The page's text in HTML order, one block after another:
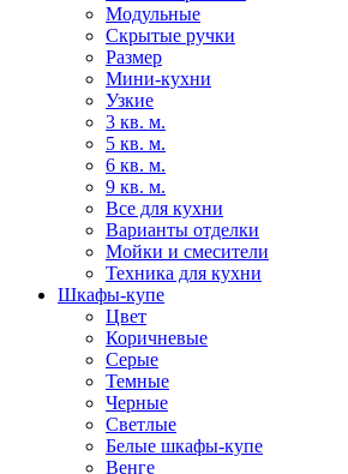
Модульные
Скрытые ручки
Размер
Мини-кухни
Узкие
3 кв. м.
5 кв. м.
6 кв. м.
9 кв. м.
Все для кухни
Варианты отделки
Мойки и смесители
Техника для кухни
Шкафы-купе
Цвет
Коричневые
Серые
Темные
Черные
Светлые
Белые шкафы-купе
Венге